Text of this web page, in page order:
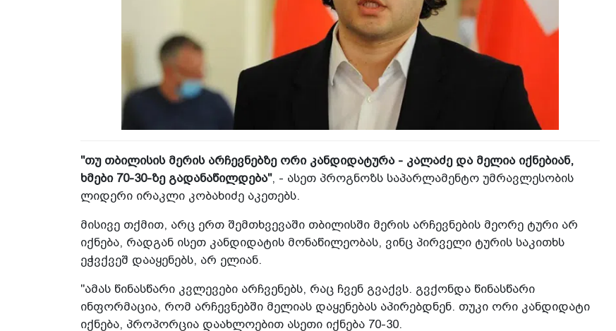
"თუ თბილისის მერის არჩევნებზე ორი კანდიდატურა - კალაძე და მელია იქნებიან,
ხმები 70-30-ზე გადანაწილდება", - ასეთ პროგნოზს საპარლამენტო უმრავლესობის
ლიდერი ირაკლი კობახიძე აკეთებს.
მისივე თქმით, არც ერთ შემთხვევაში თბილისში მერის არჩევნების მეორე ტური არ
იქნება, რადგან ისეთ კანდიდატის მონაწილეობას, ვინც პირველი ტურის საკითხს
ეჭვქვეშ დააყენებს, არ ელიან.
"ამას წინასწარი კვლევები არჩვენებს, რაც ჩვენ გვაქვს. გვქონდა წინასწარი
ინფორმაცია, რომ არჩევნებში მელიას დაყენებას აპირებდნენ. თუკი ორი კანდიდატი
იქნება, პროპორცია დაახლოებით ასეთი იქნება 70-30.